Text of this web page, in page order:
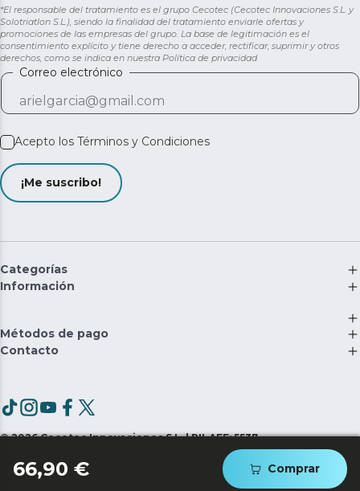
66,90 € Comprar
*El responsable del tratamiento es el grupo Cecotec (Cecotec Innovaciones S.L. y
Solotriatlon S.L.), siendo la finalidad del tratamiento enviarle ofertas y
promociones de las empresas del grupo. La base de legitimación es el
consentimiento explícito y tiene derecho a acceder, rectificar, suprimir y otros
derechos, como se indica en nuestra Política de privacidad
Correo electrónico
Acepto los Términos y Condiciones
¡Me suscribo!
Categorías
Información
Métodos de pago
Contacto
©2026 Cecotec Innovaciones S.L. | RII-AEE: 5537